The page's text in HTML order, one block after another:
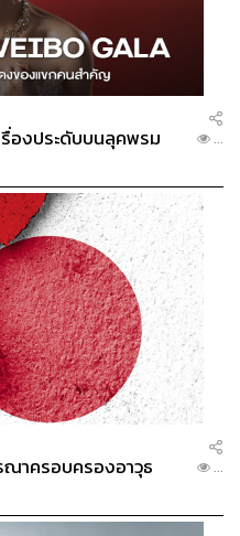
รื่องประดับบนลุคพรม
...
าครอบครองอาวุธ
...